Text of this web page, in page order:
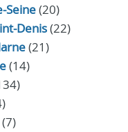
Seine(20)
Denis(22)
(21)
(14)
(7)